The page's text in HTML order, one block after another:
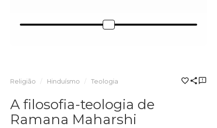
Religião Hinduísmo Teologia
A filosofia-teologia de
Ramana Maharshi